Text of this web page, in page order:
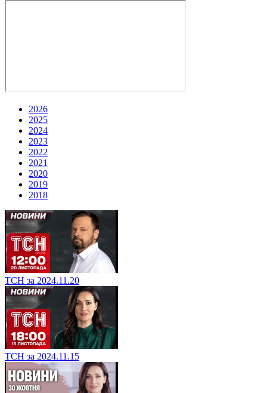
2026
2025
2024
2023
2022
2021
2020
2019
2018
ТСН за 2024.11.20
ТСН за 2024.11.15